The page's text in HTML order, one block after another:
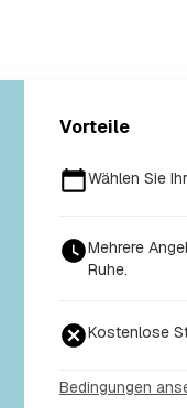
Vorteile
Wählen Sie
Mehrere
Ruhe.
Kostenlose
Bedingungen